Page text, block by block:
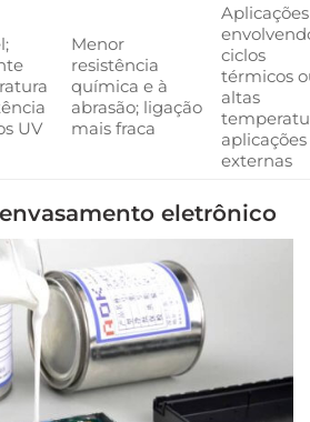
UV
Menor
resistência
química e à
abrasão; ligação
mais fraca
Aplicações
ciclos
térmicos
altas
aplicações
externas
eletrônico